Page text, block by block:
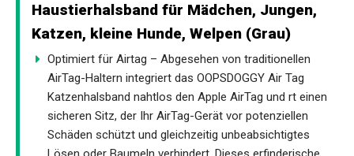
Haustierhalsband für Mädchen, Jungen,
Katzen, kleine Hunde, Welpen (Grau)
Optimiert für Airtag – Abgesehen von traditionellen
AirTag-Haltern integriert das OOPSDOGGY Air Tag
Katzenhalsband nahtlos den Apple AirTag und rt einen
sicheren Sitz, der Ihr AirTag-Gerät vor potenziellen
Schäden schützt und gleichzeitig unbeabsichtigtes